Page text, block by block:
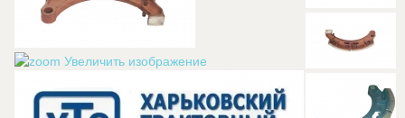
Увеличить изображение